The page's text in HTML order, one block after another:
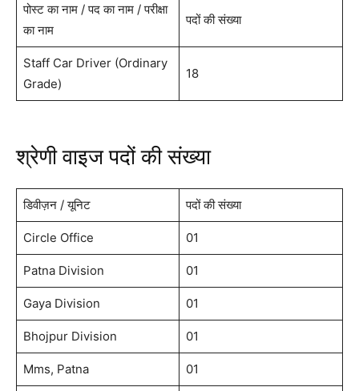
पोस्ट का नाम / पद का नाम / परीक्षा
का नाम
पदों की संख्या
Staff Car Driver (Ordinary
Grade)
18
श्रेणी वाइज पदों की संख्या
डिवीज़न / यूनिट पदों की संख्या
Circle Office 01
Patna Division 01
Gaya Division 01
Bhojpur Division 01
Mms, Patna 01